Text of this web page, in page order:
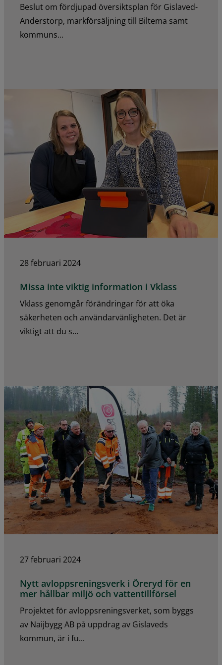
Beslut om fördjupad översiktsplan för Gislaved-
Anderstorp, markförsäljning till Biltema samt
kommuns...
28 februari 2024
Missa inte viktig information i Vklass
Vklass genomgår förändringar för att öka
säkerheten och användarvänligheten. Det är
viktigt att du s...
27 februari 2024
Nytt avloppsreningsverk i Öreryd för en
mer hållbar miljö och vattentillförsel
Projektet för avloppsreningsverket, som byggs
av Naijbygg AB på uppdrag av Gislaveds
kommun, är i fu...